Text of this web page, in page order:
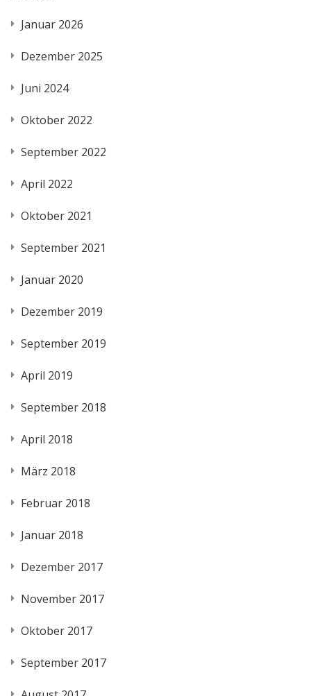
Januar 2026
Dezember 2025
Juni 2024
Oktober 2022
September 2022
April 2022
Oktober 2021
September 2021
Januar 2020
Dezember 2019
September 2019
April 2019
September 2018
April 2018
März 2018
Februar 2018
Januar 2018
Dezember 2017
November 2017
Oktober 2017
September 2017